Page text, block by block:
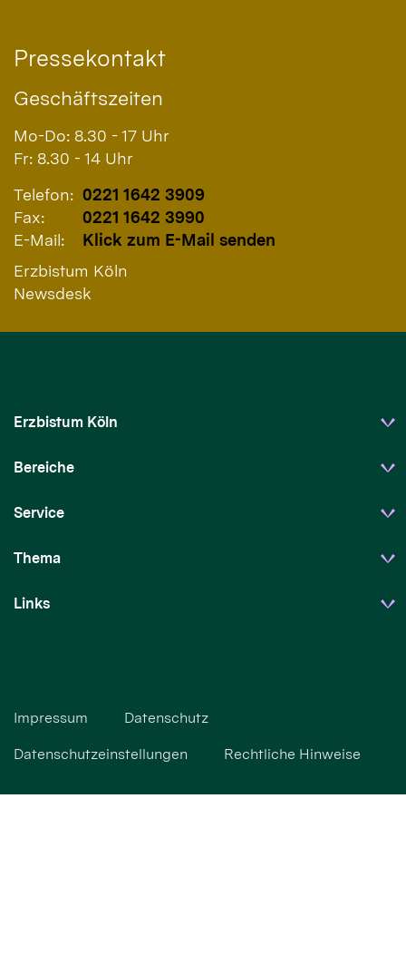
Pressekontakt
Geschäftszeiten
Mo-Do: 8.30 - 17 Uhr
Fr: 8.30 - 14 Uhr
Telefon: 0221 1642 3909
Fax:
0221 1642 3990
E-Mail:
Klick zum E-Mail senden
Erzbistum Köln
Newsdesk
Erzbistum Köln
Bereiche
Service
Thema
Links
Impressum Datenschutz
Datenschutzeinstellungen Rechtliche Hinweise